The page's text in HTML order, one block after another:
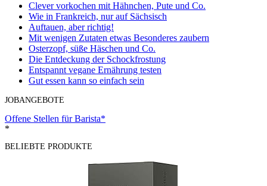
Clever vorkochen mit Hähnchen, Pute und Co.
Wie in Frankreich, nur auf Sächsisch
Auftauen, aber richtig!
Mit wenigen Zutaten etwas Besonderes zaubern
Osterzopf, süße Häschen und Co.
Die Entdeckung der Schockfrostung
Entspannt vegane Ernährung testen
Gut essen kann so einfach sein
JOBANGEBOTE
Offene Stellen für Barista*
*
BELIEBTE PRODUKTE